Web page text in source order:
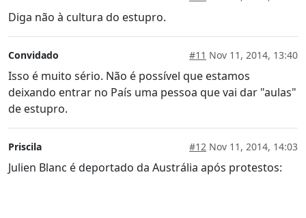
Diga não à cultura do estupro.
Convidado #11 Nov 11, 2014, 13:40
Isso é muito sério. Não é possível que estamos
deixando entrar no País uma pessoa que vai dar "aulas"
de estupro.
Priscila #12 Nov 11, 2014, 14:03
Julien Blanc é deportado da Austrália após protestos: